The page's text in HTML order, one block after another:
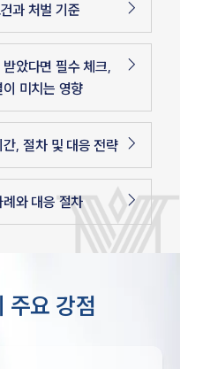
과 처벌 기준
았다면 필수 체크,
미치는 영향
, 절차 및 대응 전략
와 대응 절차
주요 강점